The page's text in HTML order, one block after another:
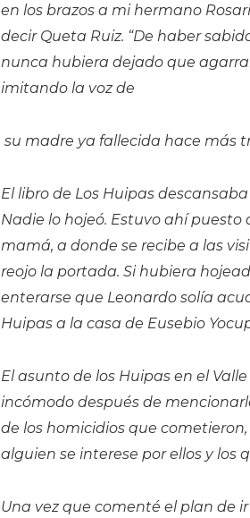
en los brazos a mi hermano
decir Queta Ruiz. “De haber
nunca hubiera dejado que
imitando la voz de
su madre ya fallecida hace más
El libro de Los Huipas
Nadie lo hojeó. Estuvo ahí
mamá, a donde se recibe a las
reojo la portada. Si hubiera
enterarse que Leonardo solía
Huipas a la casa de Eusebio
El asunto de los Huipas en el
incómodo después de
de los homicidios que
alguien se interese por ellos y los
Una vez que comenté el plan de